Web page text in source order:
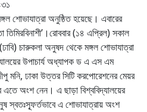
শোভাযাত্রা অনুষ্ঠিত হয়েছে। এবারের
(১৪ এপ্রিল) সকাল
(ঢাবি) চারুকলা অনুষদ থেকে মঙ্গল শোভাযাত্রা
উপাচার্য অধ্যাপক ড এ এস এম
মনি, ঢাকা উত্তর সিটি করপোরেশনের মেয়র
অংশ নেন। এ ছাড়া বিশ্ববিদ্যালয়ের
স্বতঃস্ফূর্তভাবে এ শোভাযাত্রায় অংশ